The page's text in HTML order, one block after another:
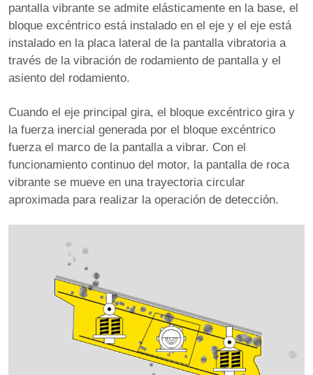
pantalla vibrante se admite elásticamente en la base, el
bloque excéntrico está instalado en el eje y el eje está
instalado en la placa lateral de la pantalla vibratoria a
través de la vibración de rodamiento de pantalla y el
asiento del rodamiento.
Cuando el eje principal gira, el bloque excéntrico gira y
la fuerza inercial generada por el bloque excéntrico
fuerza el marco de la pantalla a vibrar. Con el
funcionamiento continuo del motor, la pantalla de roca
vibrante se mueve en una trayectoria circular
aproximada para realizar la operación de detección.